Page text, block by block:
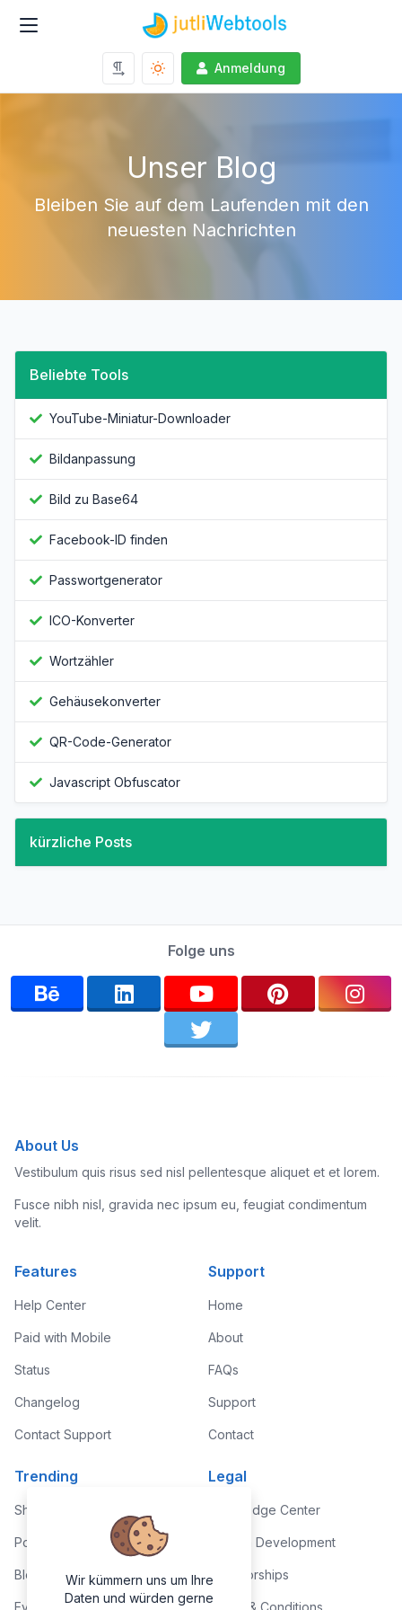
Anmeldung
Unser Blog
Bleiben Sie auf dem Laufenden mit den
neuesten Nachrichten
Beliebte Tools
YouTube-Miniatur-Downloader
Bildanpassung
Bild zu Base64
Facebook-ID finden
Passwortgenerator
ICO-Konverter
Wortzähler
Gehäusekonverter
QR-Code-Generator
Javascript Obfuscator
kürzliche Posts
Folge uns
About Us
Vestibulum quis risus sed nisl pellentesque aliquet et et lorem.
Fusce nibh nisl, gravida nec ipsum eu, feugiat condimentum
velit.
Features
Help Center
Paid with Mobile
Status
Changelog
Contact Support
Support
Home
About
FAQs
Support
Contact
Trending
Shop
Portfolio
Blog
Events
Legal
Knowledge Center
Custom Development
Sponsorships
Terms & Conditions
Wir kümmern uns um Ihre
Daten und würden gerne